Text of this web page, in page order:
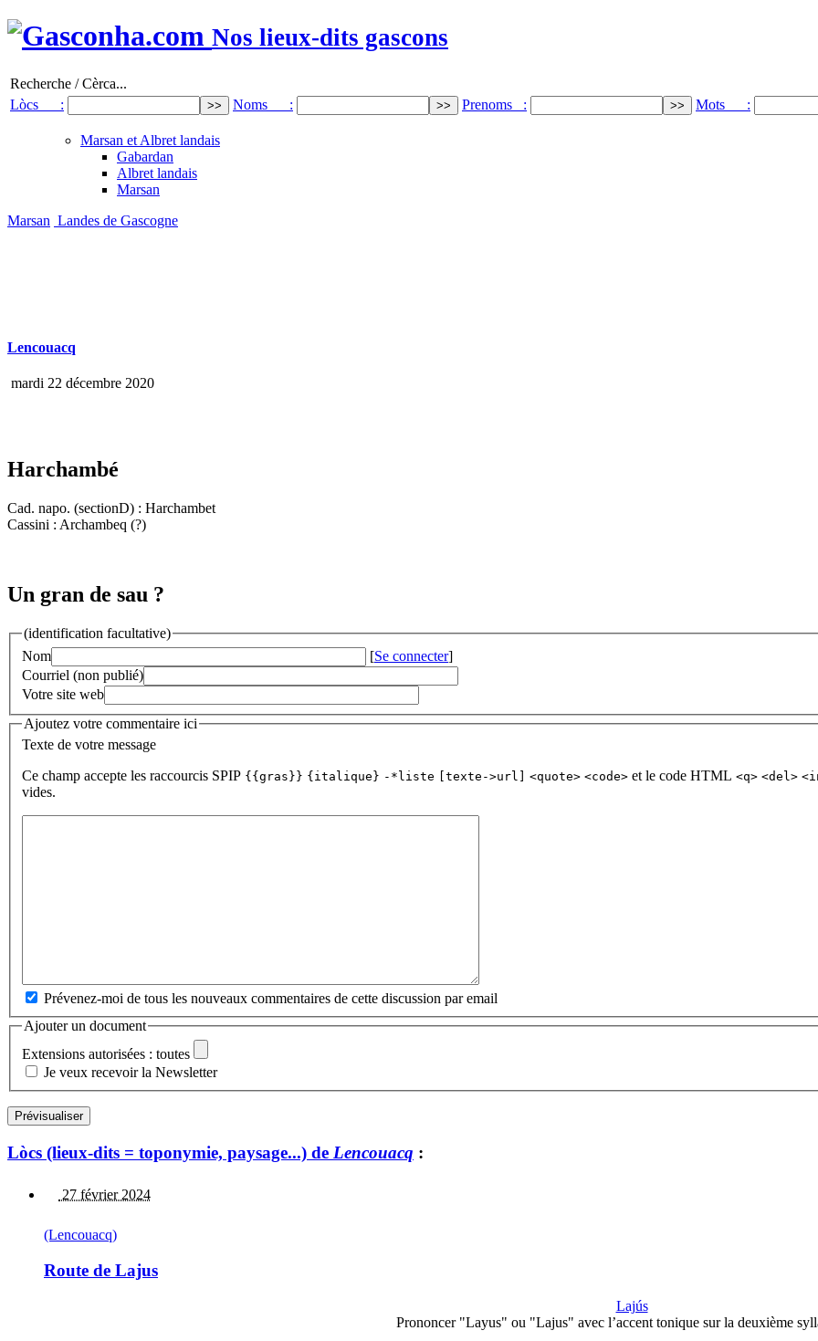
Nos lieux-dits gascons
Recherche / Cèrca...
Lòcs :
Noms : Prenoms : Mots :
Marsan et Albret landais
Gabardan
Albret landais
Marsan
Marsan Landes de Gascogne
Lencouacq
mardi 22 décembre 2020
Harchambé
Cad. napo. (sectionD) : Harchambet
Cassini : Archambeq (?)
Un gran de sau ?
(identification facultative)
Nom
[Se connecter]
Courriel (non publié)
Votre site web
Ajoutez votre commentaire ici
Texte de votre message
Ce champ accepte les raccourcis SPIP {{gras}} {italique} -*liste [texte->url] <quote> <code> et le code HTML <q> <del>
vides.
Prévenez-moi de tous les nouveaux commentaires de cette discussion par email
Ajouter un document
Extensions autorisées : toutes
Je veux recevoir la Newsletter
Lòcs (lieux-dits = toponymie, paysage...) de Lencouacq :
27 février 2024
(Lencouacq)
Route de Lajus
Lajús
Prononcer "Layus" ou "Lajus" avec l’accent tonique sur la deuxième